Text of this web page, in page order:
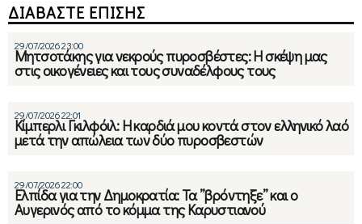
ΔΙΑΒΑΣΤΕ ΕΠΙΣΗΣ
29/07/2026 23:00
Μητσοτάκης για νεκρούς πυροσβέστες: Η σκέψη μας
στις οικογένειες και τους συναδέλφους τους
29/07/2026 22:01
Κίμπερλι Γκιλφόιλ: Η καρδιά μου κοντά στον ελληνικό λαό
μετά την απώλεια των δύο πυροσβεστών
29/07/2026 22:00
Ελπίδα για την Δημοκρατία: Τα ”βρόντηξε” και ο
Αυγερινός από το κόμμα της Καρυστιανού